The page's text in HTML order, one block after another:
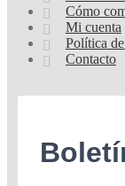
Cómo
Mi cuenta
Política
Contacto